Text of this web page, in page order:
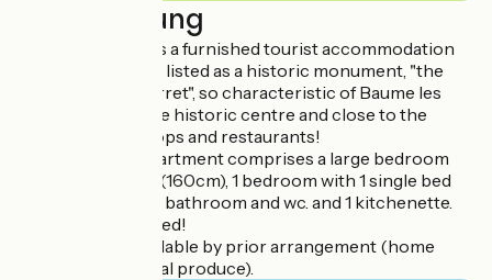
Beschreibung
La suite Tourelle is a furnished tourist accommodation
located in a house listed as a historic monument, "the
house with the turret", so characteristic of Baume les
Dames, right in the historic centre and close to the
Tourist Office, shops and restaurants!
This furnished apartment comprises a large bedroom
with 1 double bed (160cm), 1 bedroom with 1 single bed
(160cm), separate bathroom and wc. and 1 kitchenette.
Tastefully decorated!
Table d'hôtes available by prior arrangement (home
cooking using local produce).